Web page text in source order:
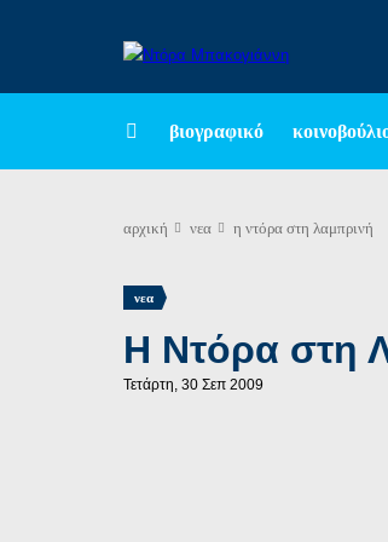
βιογραφικό
αρχική νεα η ντόρα στη λαμπρινή
νεα
Η Ντόρα στη
Τετάρτη, 30 Σεπ 2009